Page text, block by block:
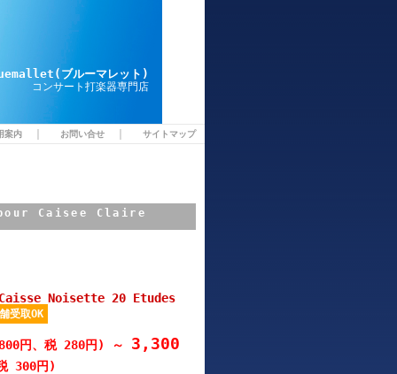
ブルーマレット)
コンサート打楽器専門店
案内 お問い合せ サイトマップ
Caisee Claire
Noisette 20 Etudes
受取OK
円、税 280円) ～
3,300
300円)